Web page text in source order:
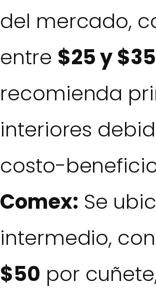
del mercado,
entre $25 y $35
recomienda
interiores
costo-
Comex: Se
intermedio,
$50 por